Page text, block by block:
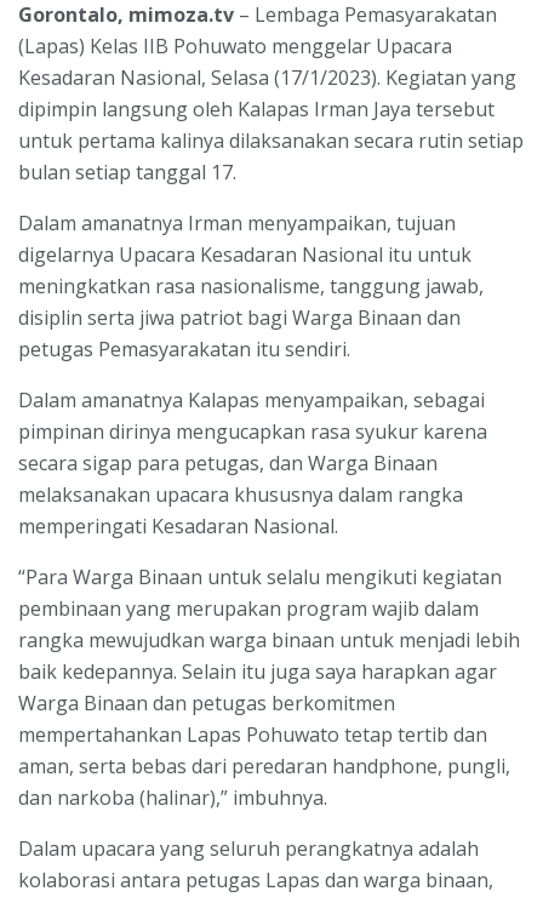
Gorontalo, mimoza.tv – Lembaga Pemasyarakatan
(Lapas) Kelas IIB Pohuwato menggelar Upacara
Kesadaran Nasional, Selasa (17/1/2023). Kegiatan yang
dipimpin langsung oleh Kalapas Irman Jaya tersebut
untuk pertama kalinya dilaksanakan secara rutin setiap
bulan setiap tanggal 17.
Dalam amanatnya Irman menyampaikan, tujuan
digelarnya Upacara Kesadaran Nasional itu untuk
meningkatkan rasa nasionalisme, tanggung jawab,
disiplin serta jiwa patriot bagi Warga Binaan dan
petugas Pemasyarakatan itu sendiri.
Dalam amanatnya Kalapas menyampaikan, sebagai
pimpinan dirinya mengucapkan rasa syukur karena
secara sigap para petugas, dan Warga Binaan
melaksanakan upacara khususnya dalam rangka
memperingati Kesadaran Nasional.
“Para Warga Binaan untuk selalu mengikuti kegiatan
pembinaan yang merupakan program wajib dalam
rangka mewujudkan warga binaan untuk menjadi lebih
baik kedepannya. Selain itu juga saya harapkan agar
Warga Binaan dan petugas berkomitmen
mempertahankan Lapas Pohuwato tetap tertib dan
aman, serta bebas dari peredaran handphone, pungli,
dan narkoba (halinar),” imbuhnya.
Dalam upacara yang seluruh perangkatnya adalah
kolaborasi antara petugas Lapas dan warga binaan,